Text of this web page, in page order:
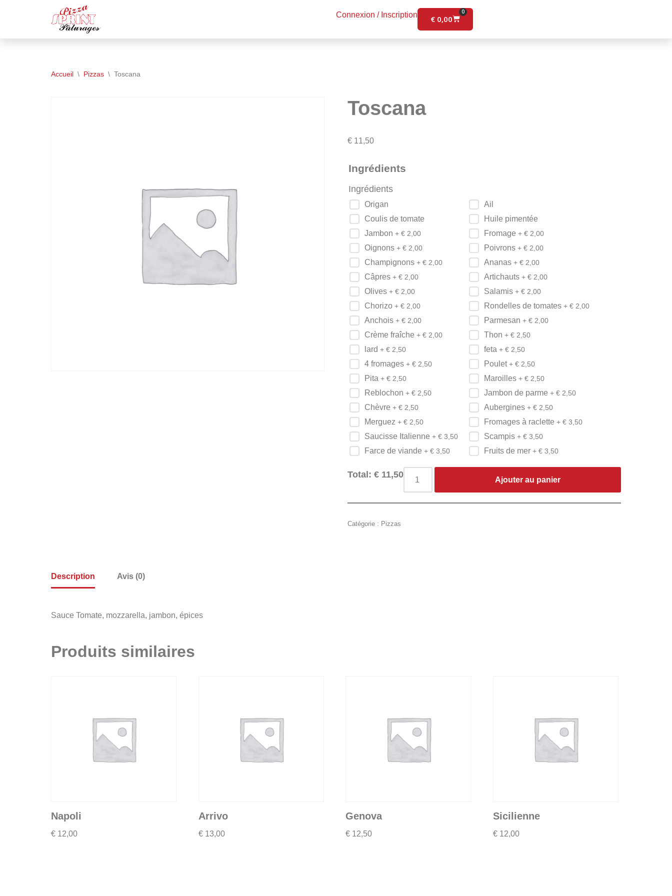
au
Connexion / Inscription € 0,00
0
Accueil \ Pizzas \ Toscana
Toscana
€11,50
Ingrédients
Ingrédients
Origan
Ail
Coulis de tomate
Huile pimentée
Jambon + € 2,00 Fromage + € 2,00
Oignons + € 2,00 Poivrons + € 2,00
Champignons + € 2,00 Ananas + € 2,00
Câpres + € 2,00 Artichauts + € 2,00
Olives + € 2,00 Salamis + € 2,00
Chorizo + € 2,00 Rondelles de tomates + € 2,00
Anchois + € 2,00 Parmesan + € 2,00
Crème fraîche + € 2,00 Thon + € 2,50
lard + € 2,50 feta + € 2,50
4 fromages + € 2,50 Poulet + € 2,50
Pita + € 2,50 Maroilles + € 2,50
Reblochon + € 2,50 Jambon de parme + € 2,50
Chèvre + € 2,50 Aubergines + € 2,50
Merguez + € 2,50 Fromages à raclette + € 3,50
Saucisse Italienne + € 3,50 Scampis + € 3,50
Farce de viande + € 3,50 Fruits de mer + € 3,50
Total: €11,50
Ajouter au panier
Catégorie : Pizzas
Description Avis (0)
Sauce Tomate, mozzarella, jambon, épices
Produits similaires
Napoli
€ 12,00
Arrivo
€13,00
Genova
€ 12,50
Sicilienne
€ 12,00